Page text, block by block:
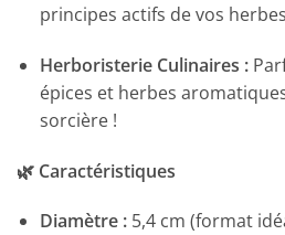
principes actifs de vos
Herboristerie Culinaires :
épices et herbes
sorcière !
🌿 Caractéristiques
Diamètre :5,4 cm (format